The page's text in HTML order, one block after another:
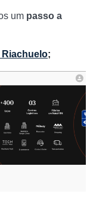
um passo a
Riachuelo;